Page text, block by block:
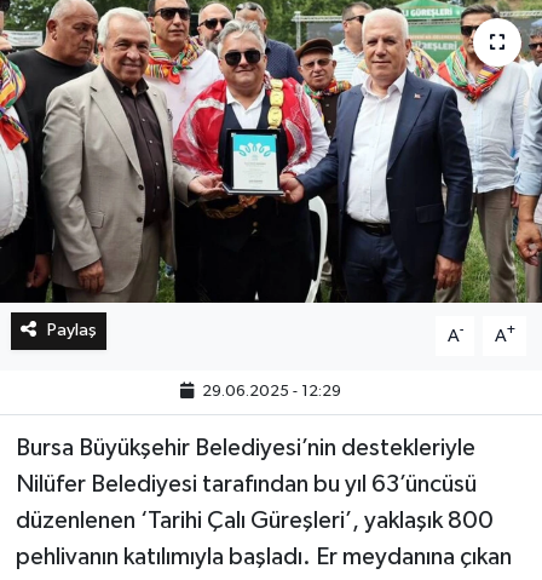
Paylaş A- A+
29.06.2025 - 12:29
Bursa Büyükşehir Belediyesi’nin destekleriyle
Nilüfer Belediyesi tarafından bu yıl 63’üncüsü
düzenlenen ‘Tarihi Çalı Güreşleri’, yaklaşık 800
pehlivanın katılımıyla başladı. Er meydanına çıkan
Bilim, Teknoloji